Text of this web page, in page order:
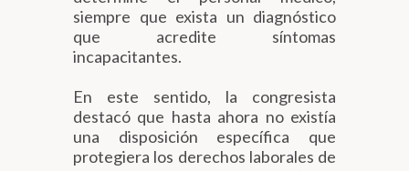
siempre que exista un diagnóstico
que acredite síntomas
incapacitantes.
En este sentido, la congresista
destacó que hasta ahora no existía
una disposición específica que
protegiera los derechos laborales de